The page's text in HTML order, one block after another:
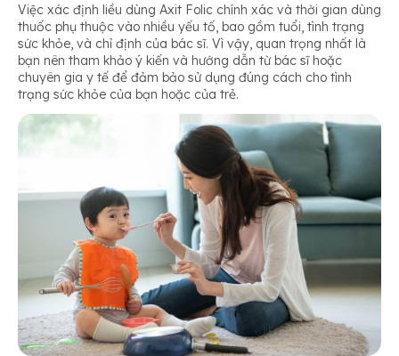
Việc xác định liều dùng Axit Folic chính xác và thời gian dùng
thuốc phụ thuộc vào nhiều yếu tố, bao gồm tuổi, tình trạng
sức khỏe, và chỉ định của bác sĩ. Vì vậy, quan trọng nhất là
bạn nên tham khảo ý kiến và hướng dẫn từ bác sĩ hoặc
chuyên gia y tế để đảm bảo sử dụng đúng cách cho tình
trạng sức khỏe của bạn hoặc của trẻ.